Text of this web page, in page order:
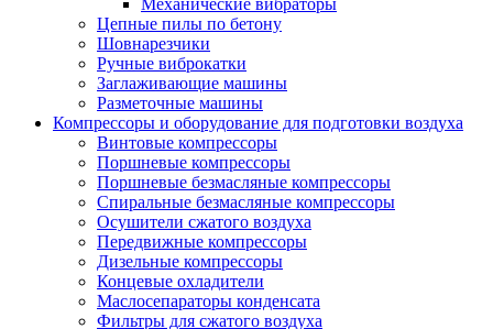
Механические вибраторы
Цепные пилы по бетону
Шовнарезчики
Ручные виброкатки
Заглаживающие машины
Разметочные машины
Компрессоры и оборудование для подготовки воздуха
Винтовые компрессоры
Поршневые компрессоры
Поршневые безмасляные компрессоры
Спиральные безмасляные компрессоры
Осушители сжатого воздуха
Передвижные компрессоры
Дизельные компрессоры
Концевые охладители
Маслосепараторы конденсата
Фильтры для сжатого воздуха